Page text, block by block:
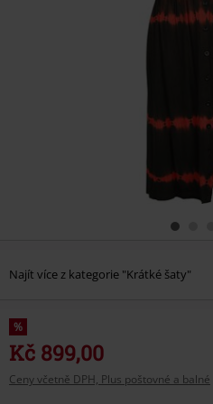
Najít více z kategorie "Krátké šaty"
%
Kč 899,00
Ceny včetně DPH, Plus poštovné a balné